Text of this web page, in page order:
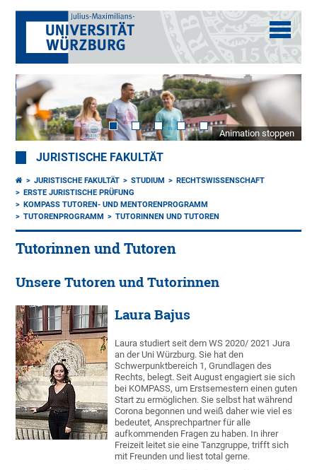
Animation stoppen
JURISTISCHE FAKULTÄT
JURISTISCHE FAKULTÄT STUDIUM
RECHTSWISSENSCHAFT
ERSTE JURISTISCHE PRÜFUNG
KOMPASS TUTOREN- UND MENTORENPROGRAMM
TUTORENPROGRAMM
TUTORINNEN UND TUTOREN
Tutorinnen und Tutoren
Unsere Tutoren und Tutorinnen
Laura Bajus
Laura studiert seit dem WS 2020/ 2021 Jura
an der Uni Würzburg. Sie hat den
Schwerpunktbereich 1, Grundlagen des
Rechts, belegt. Seit August engagiert sie sich
bei KOMPASS, um Erstsemestern einen guten
Start zu ermöglichen. Sie selbst hat während
Corona begonnen und weiß daher wie viel es
bedeutet, Ansprechpartner für alle
aufkommenden Fragen zu haben. In ihrer
Freizeit leitet sie eine Tanzgruppe, trifft sich
mit Freunden und liest total gerne.